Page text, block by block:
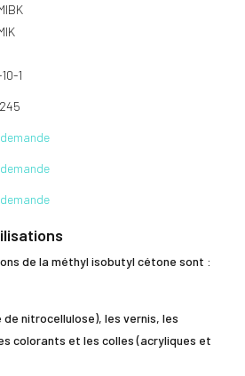
1
de la méthyl isobutyl cétone sont :
de nitrocellulose), les vernis, les
colorants et les colles (acryliques et